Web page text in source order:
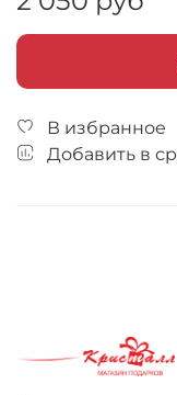
В избранное
Добавить в